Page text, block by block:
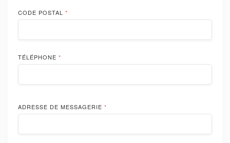
CODE POSTAL *
TÉLÉPHONE *
ADRESSE DE MESSAGERIE *